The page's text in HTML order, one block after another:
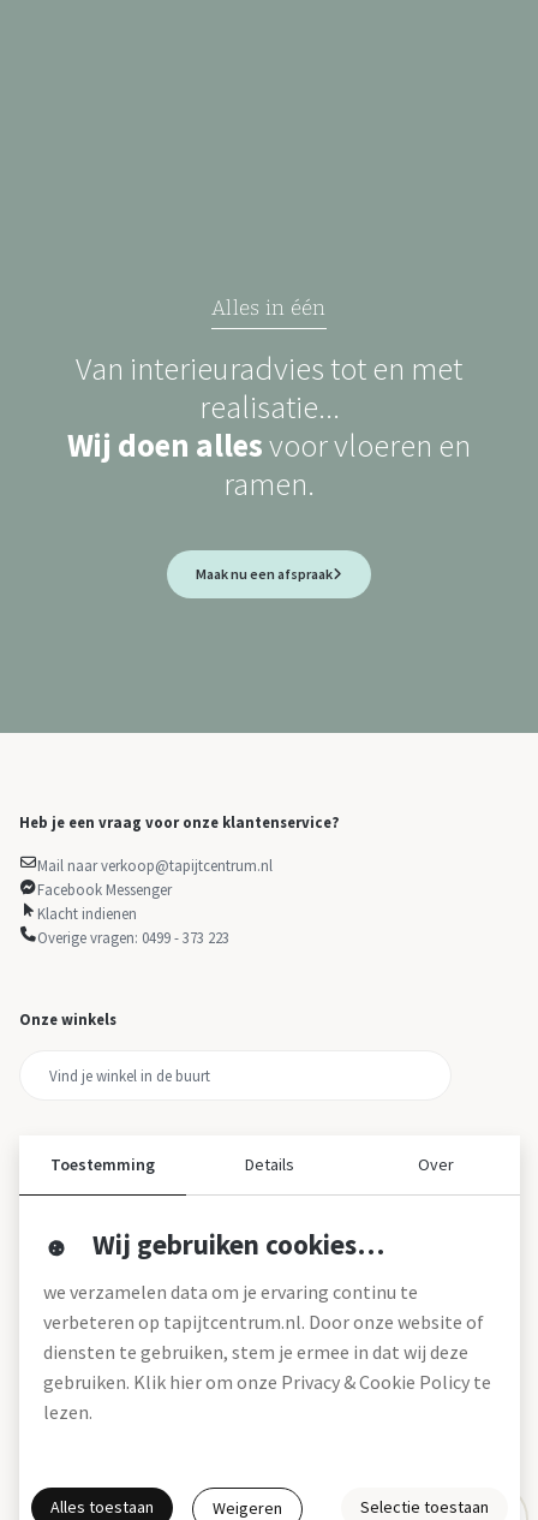
Alles in één
Van interieuradvies tot en met
realisatie...
Wij doen allesvoor vloeren en
ramen.
Maak nu een afspraak
Heb je een vraag voor onze klantenservice?
Mail naar verkoop@tapijtcentrum.nl
Facebook Messenger
Klacht indienen
Overige vragen: 0499 - 373 223
Onze winkels
Over tapijtcentrum
Werken bij
Montageservice
Blog
Toestemming Details Over
Wij gebruiken cookies…
we verzamelen data om je ervaring continu te
verbeteren op tapijtcentrum.nl. Door onze website of
diensten te gebruiken, stem je ermee in dat wij deze
gebruiken. Klik hier om onze Privacy & Cookie Policy te
lezen.
Alles toestaan Weigeren Selectie toestaan